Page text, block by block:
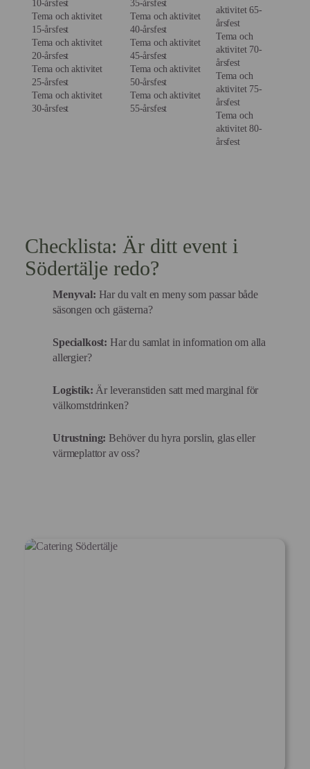
10-årsfest
Tema och aktivitet
15-årsfest
Tema och aktivitet
20-årsfest
Tema och aktivitet
25-årsfest
Tema och aktivitet
30-årsfest
35-årsfest
Tema och aktivitet
40-årsfest
Tema och aktivitet
45-årsfest
Tema och aktivitet
50-årsfest
Tema och aktivitet
55-årsfest
aktivitet 65-
årsfest
Tema och
aktivitet 70-
årsfest
Tema och
aktivitet 75-
årsfest
Tema och
aktivitet 80-
årsfest
Checklista: Är ditt event i
Södertälje redo?
Menyval: Har du valt en meny som passar både
säsongen och gästerna?
Specialkost: Har du samlat in information om alla
allergier?
Logistik: Är leveranstiden satt med marginal för
välkomstdrinken?
Utrustning: Behöver du hyra porslin, glas eller
värmeplattor av oss?